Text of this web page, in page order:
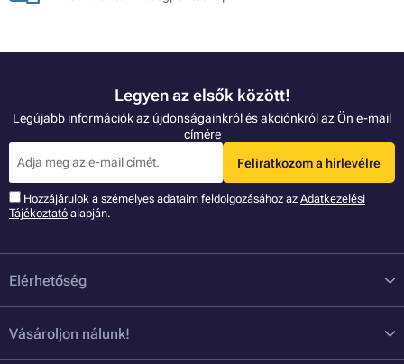
Legyen az elsők között!
Legújabb információk az újdonságainkról és akciónkról az Ön e-mail
címére
Feliratkozom a hírlevélre
Hozzájárulok a szémelyes adataim feldolgozásához az Adatkezelési
Tájékoztató alapján.
Elérhetőség
Vásároljon nálunk!